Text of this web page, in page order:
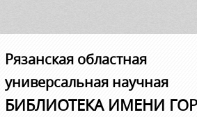
Рязанская областная
универсальная научная
БИБЛИОТЕКА ИМЕНИ